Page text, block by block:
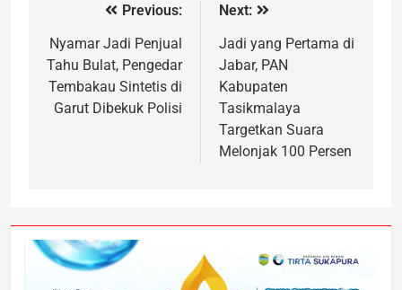
Previous:
Nyamar Jadi Penjual
Tahu Bulat, Pengedar
Tembakau Sintetis di
Garut Dibekuk Polisi
Next:
Jadi yang Pertama di
Jabar, PAN
Kabupaten
Tasikmalaya
Targetkan Suara
Melonjak 100 Persen